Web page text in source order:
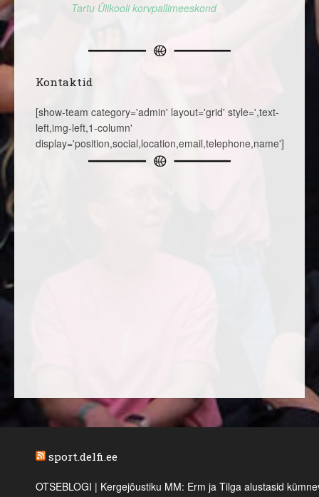
Tartu Ülikooli korvpallimeeskond
Kontaktid
[show-team category='admin' layout='grid' style=',text-
left,img-left,1-column'
display='position,social,location,email,telephone,name']
sport.delfi.ee
OTSEBLOGI | Kergejõustiku MM: Erm ja Tilga alustasid